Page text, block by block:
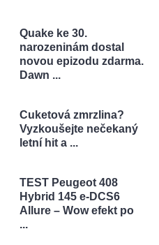
Quake ke 30.
narozeninám dostal
novou epizodu zdarma.
Dawn ...
Cuketová zmrzlina?
Vyzkoušejte nečekaný
letní hit a ...
TEST Peugeot 408
Hybrid 145 e-DCS6
Allure – Wow efekt po
...